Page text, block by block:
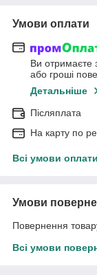
Умови оплати
Ви отримаєте
або гроші
Детальніше
Післяплата
На карту по
Всі умови оплати
Умови
Повернення
Всі умови